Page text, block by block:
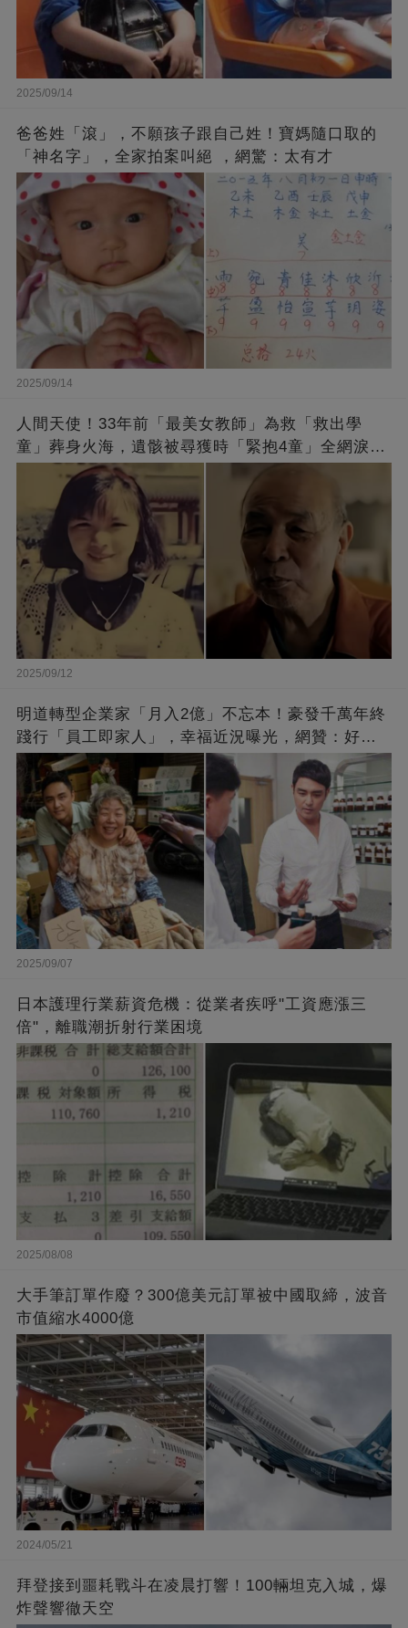
2025/09/14
爸爸姓「滾」，不願孩子跟自己姓！寶媽隨口取的
「神名字」，全家拍案叫絕 ，網驚：太有才
2025/09/14
人間天使！33年前「最美女教師」為救「救出學
童」葬身火海，遺骸被尋獲時「緊抱4童」全網淚
崩：真正的英雄不該被遺忘
2025/09/12
明道轉型企業家「月入2億」不忘本！豪發千萬年終
踐行「員工即家人」，幸福近況曝光，網贊：好老
闆的福報
2025/09/07
日本護理行業薪資危機：從業者疾呼"工資應漲三
倍"，離職潮折射行業困境
2025/08/08
大手筆訂單作廢？300億美元訂單被中國取締，波音
市值縮水4000億
2024/05/21
拜登接到噩耗戰斗在凌晨打響！100輛坦克入城，爆
炸聲響徹天空